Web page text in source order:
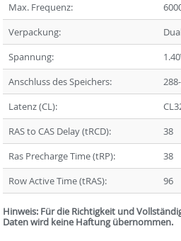
Max. Frequenz:
Verpackung:
Spannung:
Anschluss des Speichers:
Latenz (CL):
RAS to CAS Delay (tRCD):
38
Ras Precharge Time (tRP):
38
Row Active Time (tRAS):
96
Hinweis: Für die Richtigkeit und
Daten wird keine Haftung übernommen.